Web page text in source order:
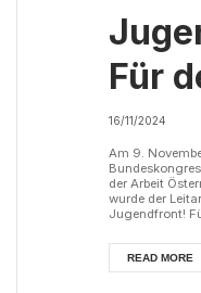
Für
der
16/11/2024
Am 9.
der Arbeit
wurde der
Jugendfront!
Österreich!“
READ MORE